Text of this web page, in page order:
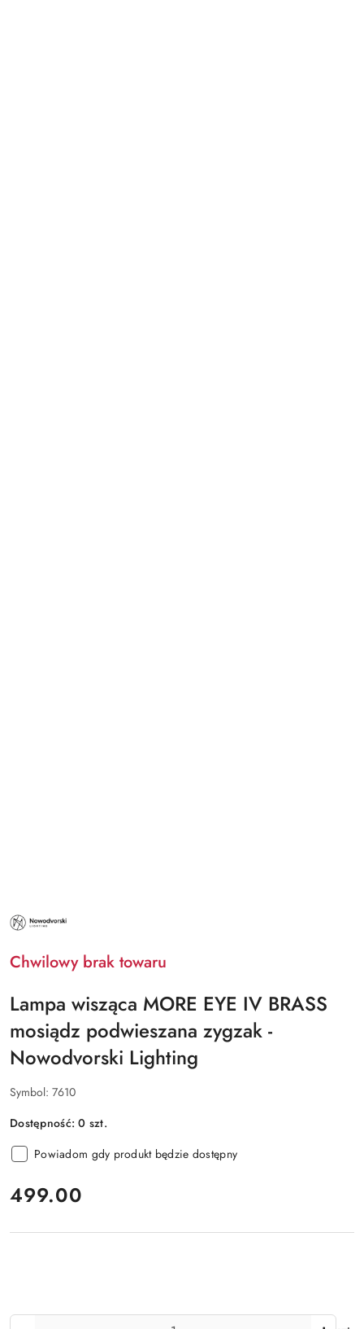
NAZWA
PRODUCENTA:
LIGHTING
Chwilowy brak towaru
Lampa wisząca MORE EYE IV BRASS
mosiądz podwieszana zygzak -
Nowodvorski Lighting
Symbol: 7610
Dostępność:0 szt.
Powiadom gdy produkt będzie dostępny
cena:
499.00